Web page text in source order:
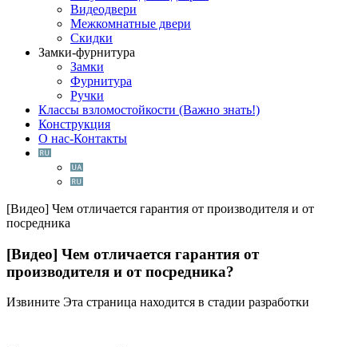
Видеодвери
Межкомнатные двери
Скидки
Замки-фурнитура
Замки
Фурнитура
Ручки
Классы взломостойкости (Важно знать!)
Конструкция
О нас-Контакты
[Видео] Чем отличается гарантия от производителя и от
посредника
[Видео] Чем отличается гарантия от
производителя и от посредника?
Извините Эта страница находится в стадии разработки